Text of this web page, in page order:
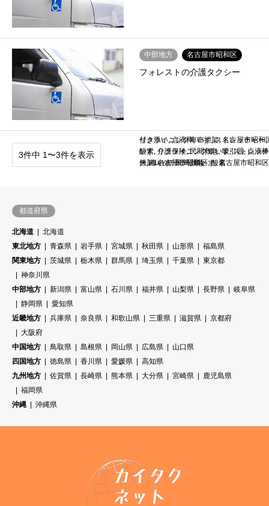
ストレッチャー,車いす,名古屋市昭和区
リクライニング車いす,ストレッチャー,
いす, 介護保険,民間救急,吸引器, 点滴棒
担架,名古屋市昭和区,酸素
中部地方 名古屋市昭和区
フォレストの介護タクシー
付き添い,点滴棒,布担架,名古屋市昭和
酸素, リクライニング車いす,ストレッ
ー,車いす,民間救急
3件中 1〜3件を表示
都道府県
北海道
北海道
東北地方
青森県 岩手県 宮城県 秋田県 山形県
福島県
関東地方
茨城県 栃木県 群馬県 埼玉県 千葉県
東京都
神奈川県
中部地方
新潟県 富山県 石川県 福井県 山梨県 長野県
岐阜県
静岡県
愛知県
近畿地方
兵庫県 奈良県 和歌山県 三重県 滋賀県
京都府
大阪府
中国地方
鳥取県 島根県 岡山県 広島県
山口県
四国地方
徳島県 香川県 愛媛県
高知県
九州地方
佐賀県 長崎県 熊本県 大分県 宮崎県
鹿児島県
福岡県
沖縄
沖縄県